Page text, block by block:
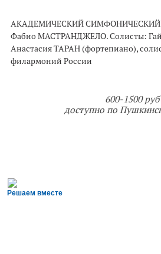
АКАДЕМИЧЕСКИЙ СИМФОНИЧЕСКИЙ
Фабио МАСТРАНДЖЕЛО. Солисты:
Анастасия ТАРАН (фортепиано),
филармоний России
600-1500 руб
доступно по
Решаем вместе